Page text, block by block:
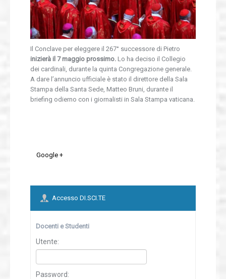
Pubblicazioni
Convenzioni
MediaGallery
Contatti
Il Conclave per eleggere il 267° successore di Pietro
inizierà il 7 maggio prossimo. Lo ha deciso il Collegio
dei cardinali, durante la quinta Congregazione generale.
A dare l’annuncio ufficiale è stato il direttore della Sala
Stampa della Santa Sede, Matteo Bruni, durante il
briefing odierno con i giornalisti in Sala Stampa vaticana.
Google +
Accesso DI.SCI.TE
Docenti e Studenti
Utente:
Password: